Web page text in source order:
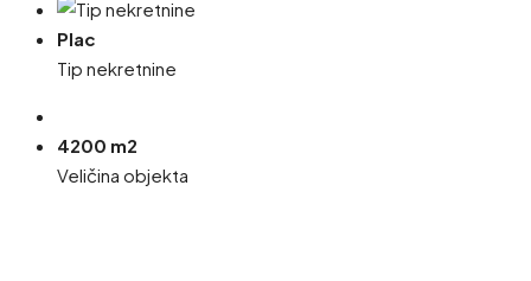
Plac
Tip nekretnine
4200 m2
Veličina objekta